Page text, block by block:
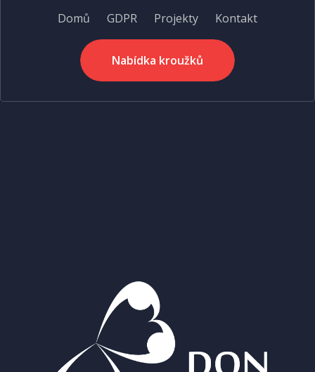
Domů GDPR Projekty Kontakt
Nabídka kroužků